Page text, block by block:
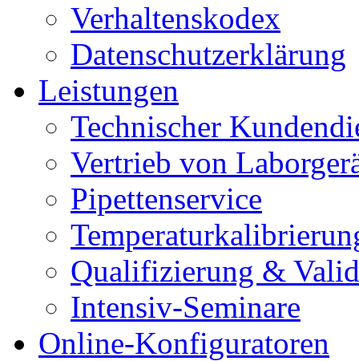
Verhaltenskodex
Datenschutzerklärung
Leistungen
Technischer
Vertrieb von
Pipettenservice
Qualifizierung &
Intensiv-Seminare
Online-Konfiguratoren